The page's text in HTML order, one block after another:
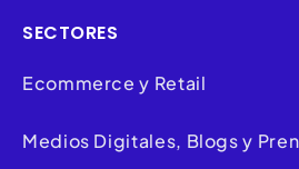
SECTORES
Ecommerce y Retail
Medios Digitales, Blogs y